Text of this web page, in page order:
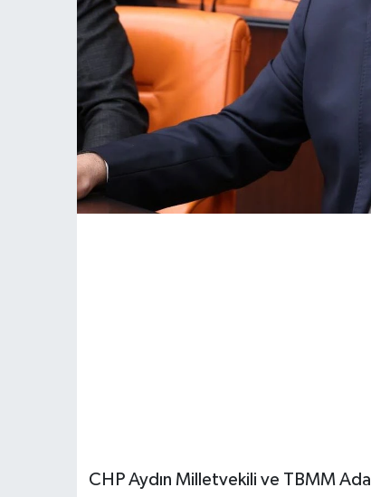
CHP Aydın Milletvekili ve TBMM